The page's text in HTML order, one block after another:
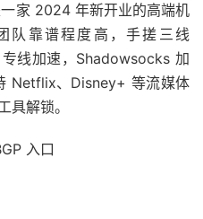
家 2024 年新开业的高端机
队靠谱程度高，手搓三线
专线加速，Shadowsocks 加
Netflix、Disney+ 等流媒体
解锁。
入口